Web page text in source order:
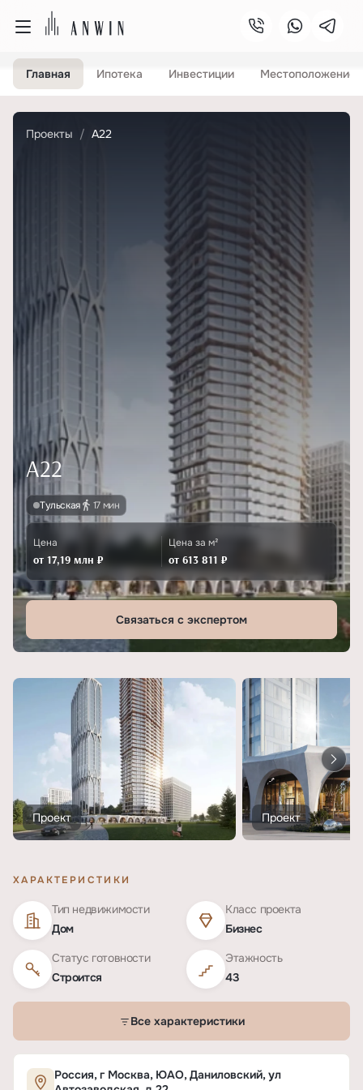
Главная Ипотека Инвестиции Местоположение
Проекты А22
А22
Тульская 17 мин
Цена
от 17,19 млн ₽
Цена за м²
от 613 811 ₽
Связаться с экспертом
Проект Проект
ХАРАКТЕРИСТИКИ
Тип недвижимости
Дом
Класс проекта
Бизнес
Статус готовности
Строится
Этажность
43
Все характеристики
Характеристики ЖК «А22»
Россия, г Москва, ЮАО, Даниловский, ул